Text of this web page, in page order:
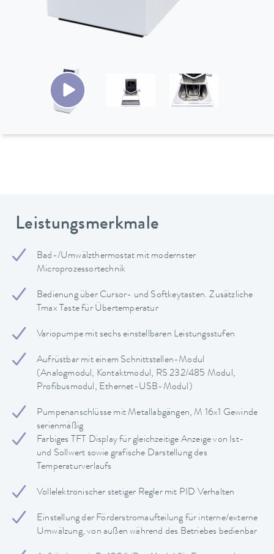
Leistungsmerkmale
Bad-/Umwälzthermostat mit modernster
Microprozessortechnik
Bedienung über Cursor- und Softkeytasten. Zusätzliche
Tmax Taste für Übertemperatur
Variopumpe mit sechs einstellbaren Leistungsstufen
Aufrüstbar mit einem Schnittstellen-Modul
(Analogmodul, Kontaktmodul, RS 232/485 Modul,
Profibusmodul, Ethernet-USB-Modul)
Pumpenanschlüsse mit Metallabgängen, M 16x1 Gewinde
serienmäßig
Farbiges TFT Display für gleichzeitige Anzeige von Ist-
und Sollwert sowie grafische Darstellung des
Temperaturverlaufs
Vollelektronischer stetiger Regler mit PID Verhalten
Einstellung der Förderstromaufteilung für interne/externe
Umwälzung, von außen während des Betriebes bedienbar